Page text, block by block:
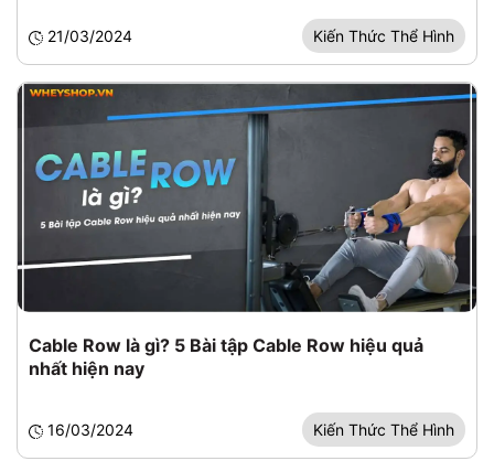
21/03/2024 Kiến Thức Thể Hình
Cable Row là gì? 5 Bài tập Cable Row hiệu quả
nhất hiện nay
16/03/2024 Kiến Thức Thể Hình